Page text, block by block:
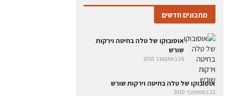
מתכונים חדשים
אוסובוקו של טלה בחיטה וירקות
שורש
26 באוקטובר 2010
אוסובוקו של טלה בחיטה וירקות שורש
22 בספטמבר 2010